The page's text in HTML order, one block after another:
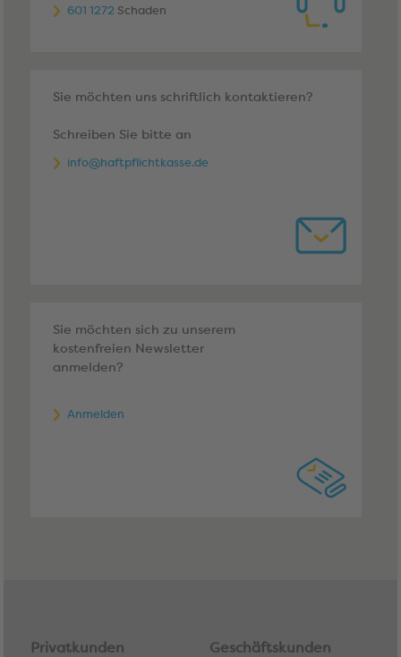
601 1272 Schaden
Sie möchten uns schriftlich kontaktieren?
Schreiben Sie bitte an
info@haftpflichtkasse.de
Sie möchten sich zu unserem
kostenfreien Newsletter
anmelden?
Anmelden
Privatkunden Geschäftskunden